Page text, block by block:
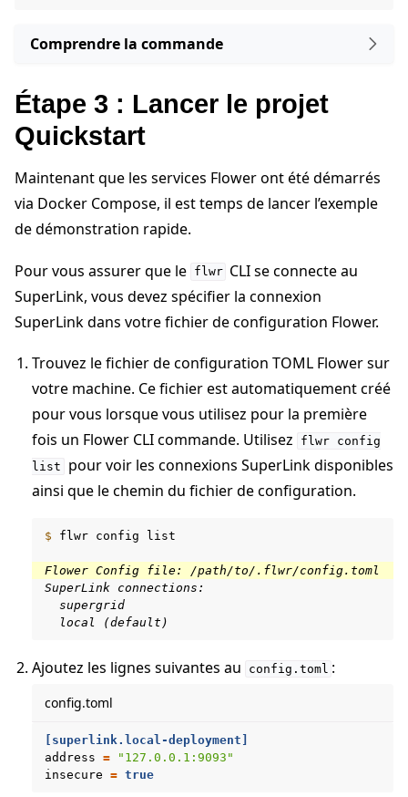
navigation of Exécuter Flower en utilisant Helm
navigation of Reference
navigation of Contribuer
Comprendre la commande
Étape 3 : Lancer le projet
Quickstart
Maintenant que les services Flower ont été démarrés
via Docker Compose, il est temps de lancer l’exemple
de démonstration rapide.
Pour vous assurer que le flwr CLI se connecte au
SuperLink, vous devez spécifier la connexion
SuperLink dans votre fichier de configuration Flower.
Trouvez le fichier de configuration TOML Flower sur
votre machine. Ce fichier est automatiquement créé
pour vous lorsque vous utilisez pour la première
fois un Flower CLI commande. Utilisez
flwr
config
list
pour voir les connexions SuperLink disponibles
ainsi que le chemin du fichier de configuration.
$ flwr config list
Flower Config file: /path/to/.flwr/config.toml
SuperLink connections:
  supergrid
  local (default)
Ajoutez les lignes suivantes au config.toml :
config.toml
[superlink.local-deployment]
address
=
"127.0.0.1:9093"
insecure
= true